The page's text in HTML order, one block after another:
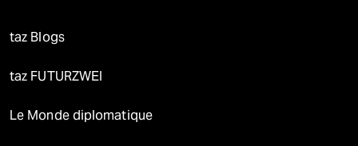
taz Blogs
taz FUTURZWEI
Le Monde diplomatique